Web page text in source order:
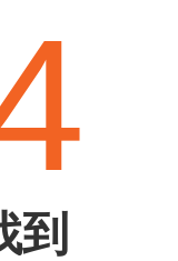
到